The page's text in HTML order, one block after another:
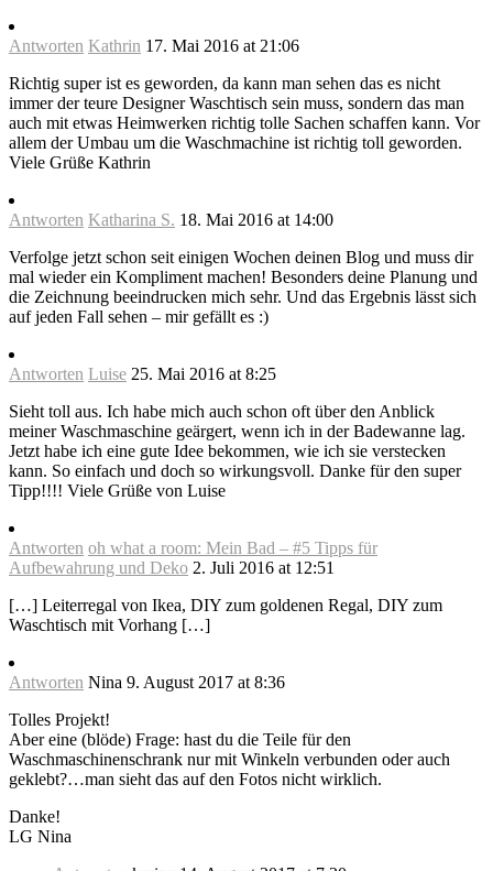
Antworten Kathrin 17. Mai 2016 at 21:06
Richtig super ist es geworden, da kann man sehen das es nicht
immer der teure Designer Waschtisch sein muss, sondern das man
auch mit etwas Heimwerken richtig tolle Sachen schaffen kann. Vor
allem der Umbau um die Waschmachine ist richtig toll geworden.
Viele Grüße Kathrin
Antworten Katharina S. 18. Mai 2016 at 14:00
Verfolge jetzt schon seit einigen Wochen deinen Blog und muss dir
mal wieder ein Kompliment machen! Besonders deine Planung und
die Zeichnung beeindrucken mich sehr. Und das Ergebnis lässt sich
auf jeden Fall sehen – mir gefällt es :)
Antworten Luise 25. Mai 2016 at 8:25
Sieht toll aus. Ich habe mich auch schon oft über den Anblick
meiner Waschmaschine geärgert, wenn ich in der Badewanne lag.
Jetzt habe ich eine gute Idee bekommen, wie ich sie verstecken
kann. So einfach und doch so wirkungsvoll. Danke für den super
Tipp!!!! Viele Grüße von Luise
Antworten oh what a room: Mein Bad – #5 Tipps für
Aufbewahrung und Deko 2. Juli 2016 at 12:51
[…] Leiterregal von Ikea, DIY zum goldenen Regal, DIY zum
Waschtisch mit Vorhang […]
Antworten Nina 9. August 2017 at 8:36
Tolles Projekt!
Aber eine (blöde) Frage: hast du die Teile für den
Waschmaschinenschrank nur mit Winkeln verbunden oder auch
geklebt?…man sieht das auf den Fotos nicht wirklich.
Danke!
LG Nina